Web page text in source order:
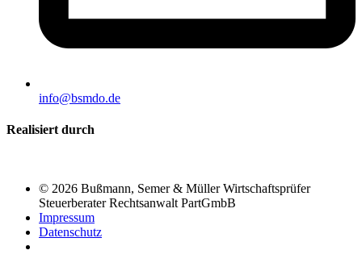
info@bsmdo.de
Realisiert durch
© 2026 Bußmann, Semer & Müller Wirtschaftsprüfer
Steuerberater Rechtsanwalt PartGmbB
Impressum
Datenschutz